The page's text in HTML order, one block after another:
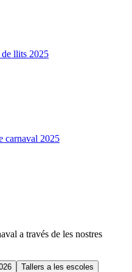
de llits 2025
carnaval 2025
a través de les nostres
Tallers a les escoles